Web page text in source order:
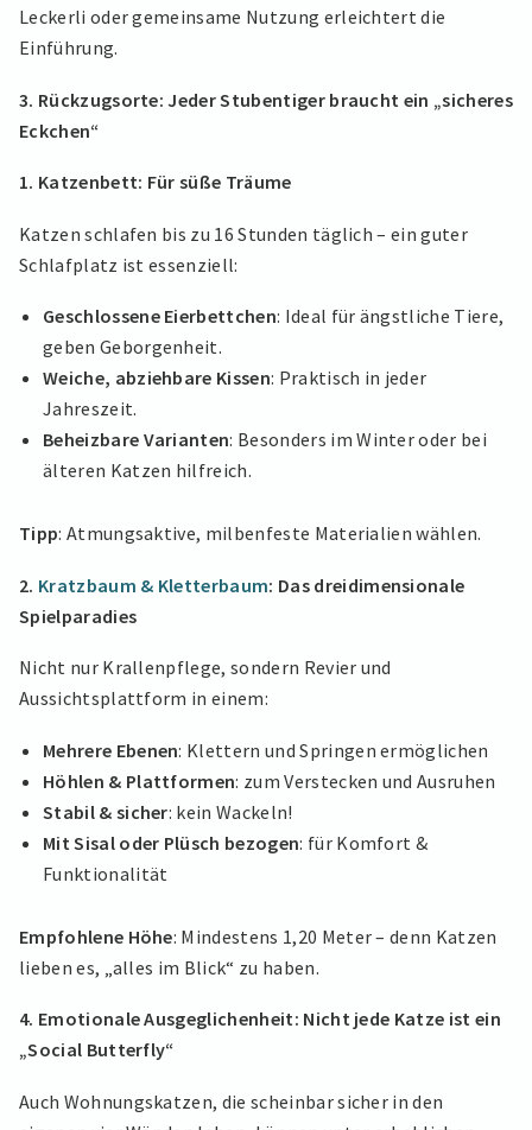
Leckerli oder gemeinsame Nutzung erleichtert die
Einführung.
3. Rückzugsorte: Jeder Stubentiger braucht ein „sicheres
Eckchen“
1. Katzenbett: Für süße Träume
Katzen schlafen bis zu 16 Stunden täglich – ein guter
Schlafplatz ist essenziell:
Geschlossene Eierbettchen: Ideal für ängstliche Tiere,
geben Geborgenheit.
Weiche, abziehbare Kissen: Praktisch in jeder
Jahreszeit.
Beheizbare Varianten: Besonders im Winter oder bei
älteren Katzen hilfreich.
Tipp: Atmungsaktive, milbenfeste Materialien wählen.
2. Kratzbaum & Kletterbaum: Das dreidimensionale
Spielparadies
Nicht nur Krallenpflege, sondern Revier und
Aussichtsplattform in einem:
Mehrere Ebenen: Klettern und Springen ermöglichen
Höhlen & Plattformen: zum Verstecken und Ausruhen
Stabil & sicher: kein Wackeln!
Mit Sisal oder Plüsch bezogen: für Komfort &
Funktionalität
Empfohlene Höhe: Mindestens 1,20 Meter – denn Katzen
lieben es, „alles im Blick“ zu haben.
4. Emotionale Ausgeglichenheit: Nicht jede Katze ist ein
„Social Butterfly“
Auch Wohnungskatzen, die scheinbar sicher in den